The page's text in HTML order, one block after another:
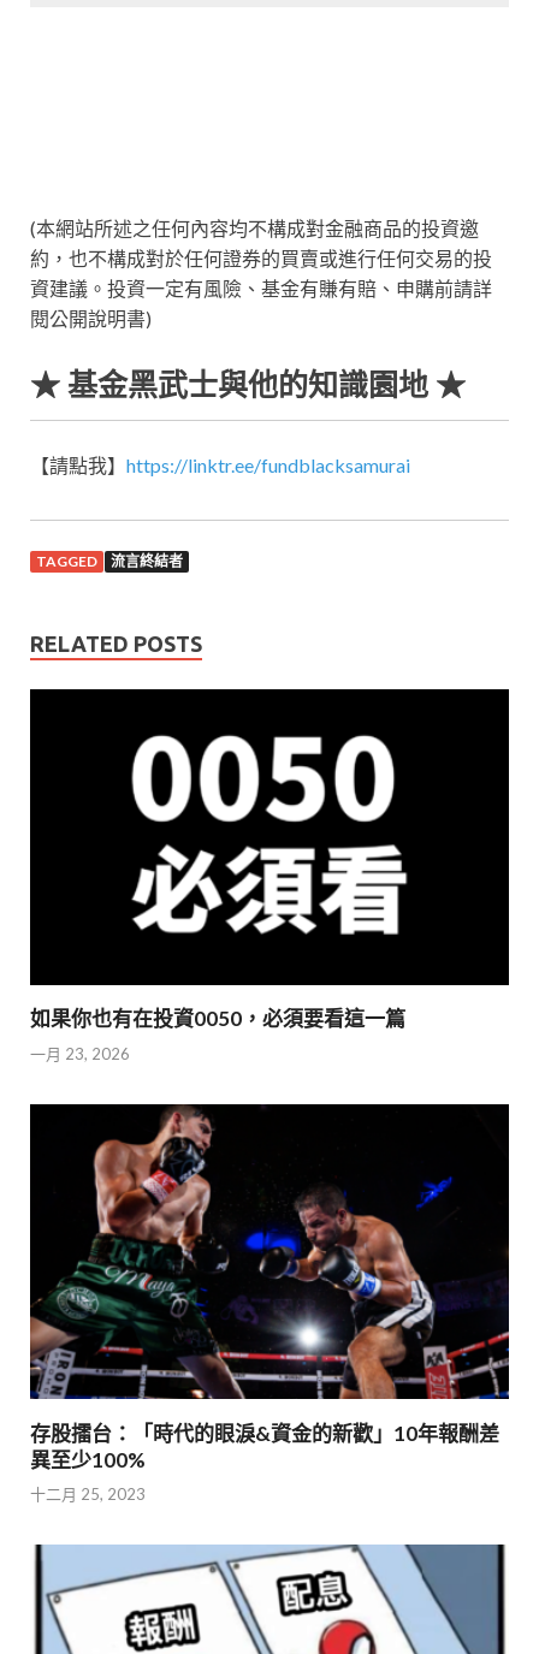
(本網站所述之任何內容均不構成對金融商品的投資邀
約，也不構成對於任何證券的買賣或進行任何交易的投
資建議。投資一定有風險、基金有賺有賠、申購前請詳
閱公開說明書)
★ 基金黑武士與他的知識園地 ★
【請點我】 https://linktr.ee/fundblacksamurai
TAGGED 流言終結者
RELATED POSTS
如果你也有在投資0050，必須要看這一篇
一月 23, 2026
存股擂台：「時代的眼淚&資金的新歡」10年報酬差
異至少100%
十二月 25, 2023